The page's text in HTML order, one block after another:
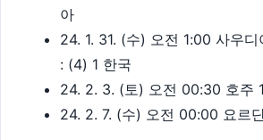
아
24. 1. 31. (수) 오전 1:00 사우
: (4) 1 한국
24. 2. 3. (토) 오전 00:30 호주
24. 2. 7. (수) 오전 00:00 요르